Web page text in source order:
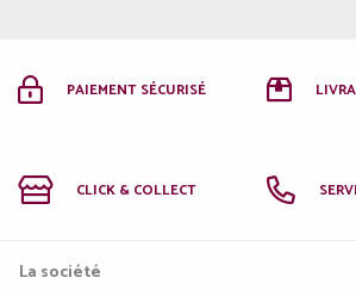
PAIEMENT SÉCURISÉ
CLICK & COLLECT
La société